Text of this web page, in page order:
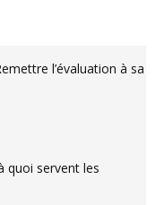
l’évaluation à sa
quoi servent les